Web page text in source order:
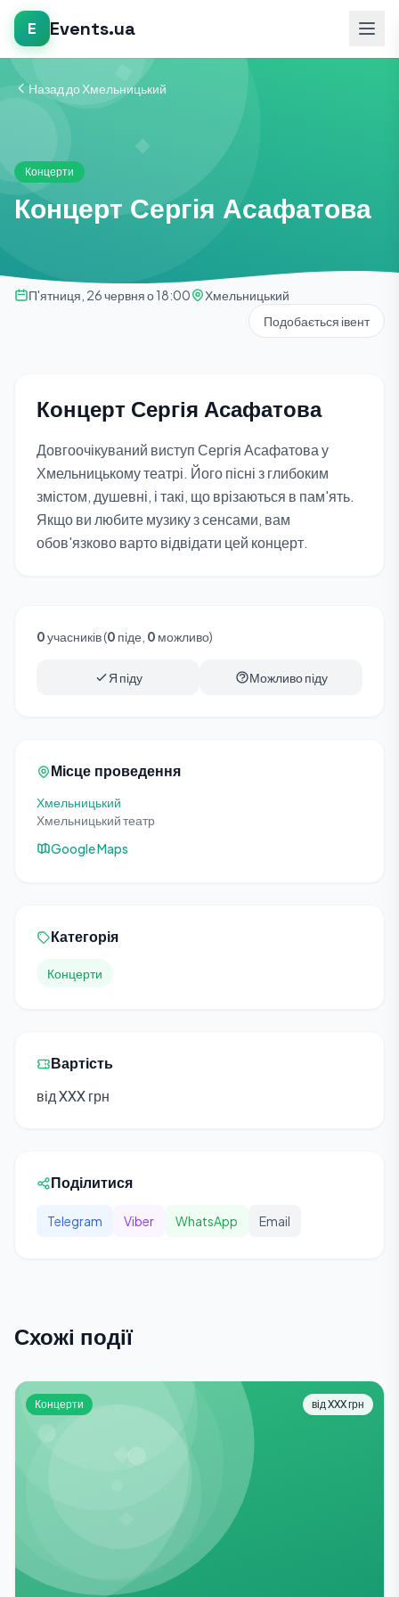
E Events.ua
Назад до Хмельницький
Концерти
Концерт Сергія Асафатова
П'ятниця, 26 червня о 18:00
Хмельницький
Подобається івент
Концерт Сергія Асафатова
Довгоочікуваний виступ Сергія Асафатова у
Хмельницькому театрі. Його пісні з глибоким
змістом, душевні, і такі, що врізаються в пам'ять.
Якщо ви любите музику з сенсами, вам
обов'язково варто відвідати цей концерт.
0учасників (0 піде, 0 можливо)
Я піду Можливо піду
Місце проведення
Хмельницький
Хмельницький театр
Google Maps
Категорія
Концерти
Вартість
від XXX грн
Поділитися
Telegram Viber WhatsApp Email
Схожі події
Концерти від XXX грн